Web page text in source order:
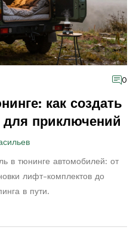
0
как создать
приключений
в тюнинге автомобилей: от
лифт-комплектов до
в пути.